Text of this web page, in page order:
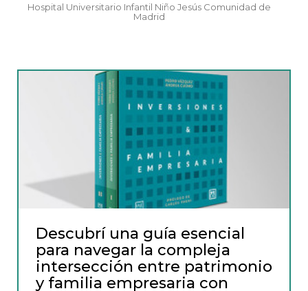
Hospital Universitario Infantil Niño Jesús Comunidad de
Madrid
Descubrí una guía esencial
para navegar la compleja
intersección entre patrimonio
y familia empresaria con